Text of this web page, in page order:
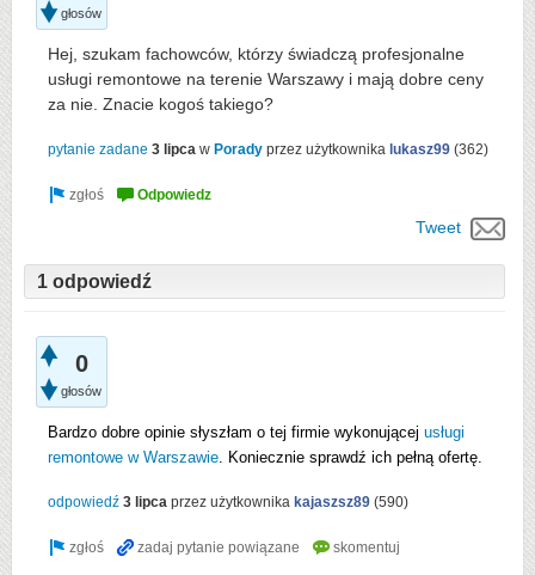
głosów
Hej, szukam fachowców, którzy świadczą profesjonalne
usługi remontowe na terenie Warszawy i mają dobre ceny
za nie. Znacie kogoś takiego?
pytanie zadane 3 lipca w Porady przez użytkownika lukasz99 (362)
Tweet
1 odpowiedź
0
głosów
Bardzo dobre opinie słyszłam o tej firmie wykonującej usługi
remontowe w Warszawie. Koniecznie sprawdź ich pełną ofertę.
odpowiedź 3 lipca przez użytkownika kajaszsz89 (590)